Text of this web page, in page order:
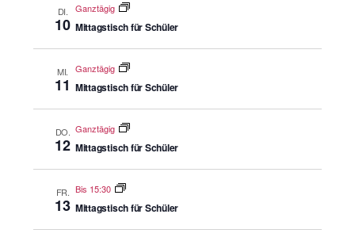
DI.
10
Ganztägig
Mittagstisch für Schüler
MI.
11
Ganztägig
Mittagstisch für Schüler
DO.
12
Ganztägig
Mittagstisch für Schüler
FR.
13
Bis 15:30
Mittagstisch für Schüler